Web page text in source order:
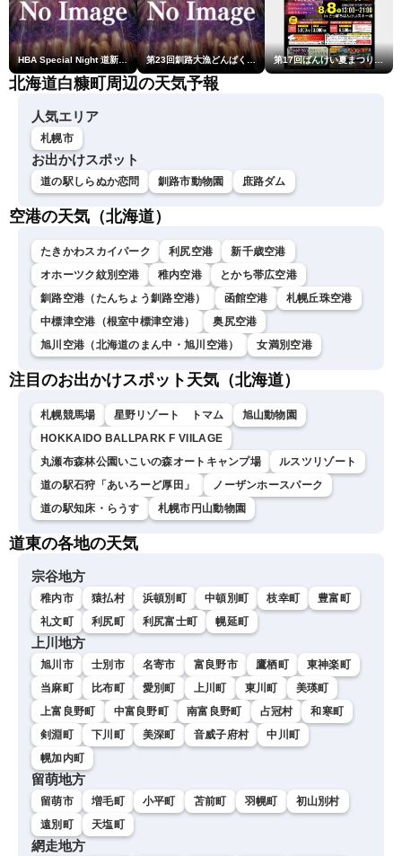
HBA Special Night 道新・秋華火（はなび） 第23回釧路大漁どんぱく花火大会 ～道新・光と音のファンタジー～ 第17回ばんけい夏まつり大花火大会
北海道白糠町周辺の天気予報
人気エリア
札幌市
お出かけスポット
道の駅しらぬか恋問 釧路市動物園 庶路ダム
空港の天気（北海道）
たきかわスカイパーク 利尻空港
新千歳空港
オホーツク紋別空港
稚内空港
とかち帯広空港
釧路空港（たんちょう釧路空港）
函館空港
札幌丘珠空港
中標津空港（根室中標津空港）
奥尻空港
旭川空港（北海道のまん中・旭川空港）
女満別空港
注目のお出かけスポット天気（北海道）
札幌競馬場 星野リゾート トマム
旭山動物園
HOKKAIDO BALLPARK F VIILAGE
丸瀬布森林公園いこいの森オートキャンプ場
ルスツリゾート
道の駅石狩「あいろーど厚田」
ノーザンホースパーク
道の駅知床・らうす
札幌市円山動物園
道東の各地の天気
宗谷地方
稚内市 猿払村 浜頓別町 中頓別町 枝幸町
豊富町
礼文町
利尻町 利尻富士町 幌延町
上川地方
旭川市 士別市 名寄市 富良野市 鷹栖町
東神楽町
当麻町
比布町 愛別町 上川町 東川町
美瑛町
上富良野町
中富良野町 南富良野町 占冠村
和寒町
剣淵町
下川町 美深町 音威子府村
中川町
幌加内町
留萌地方
留萌市 増毛町 小平町 苫前町 羽幌町
初山別村
遠別町
天塩町
網走地方